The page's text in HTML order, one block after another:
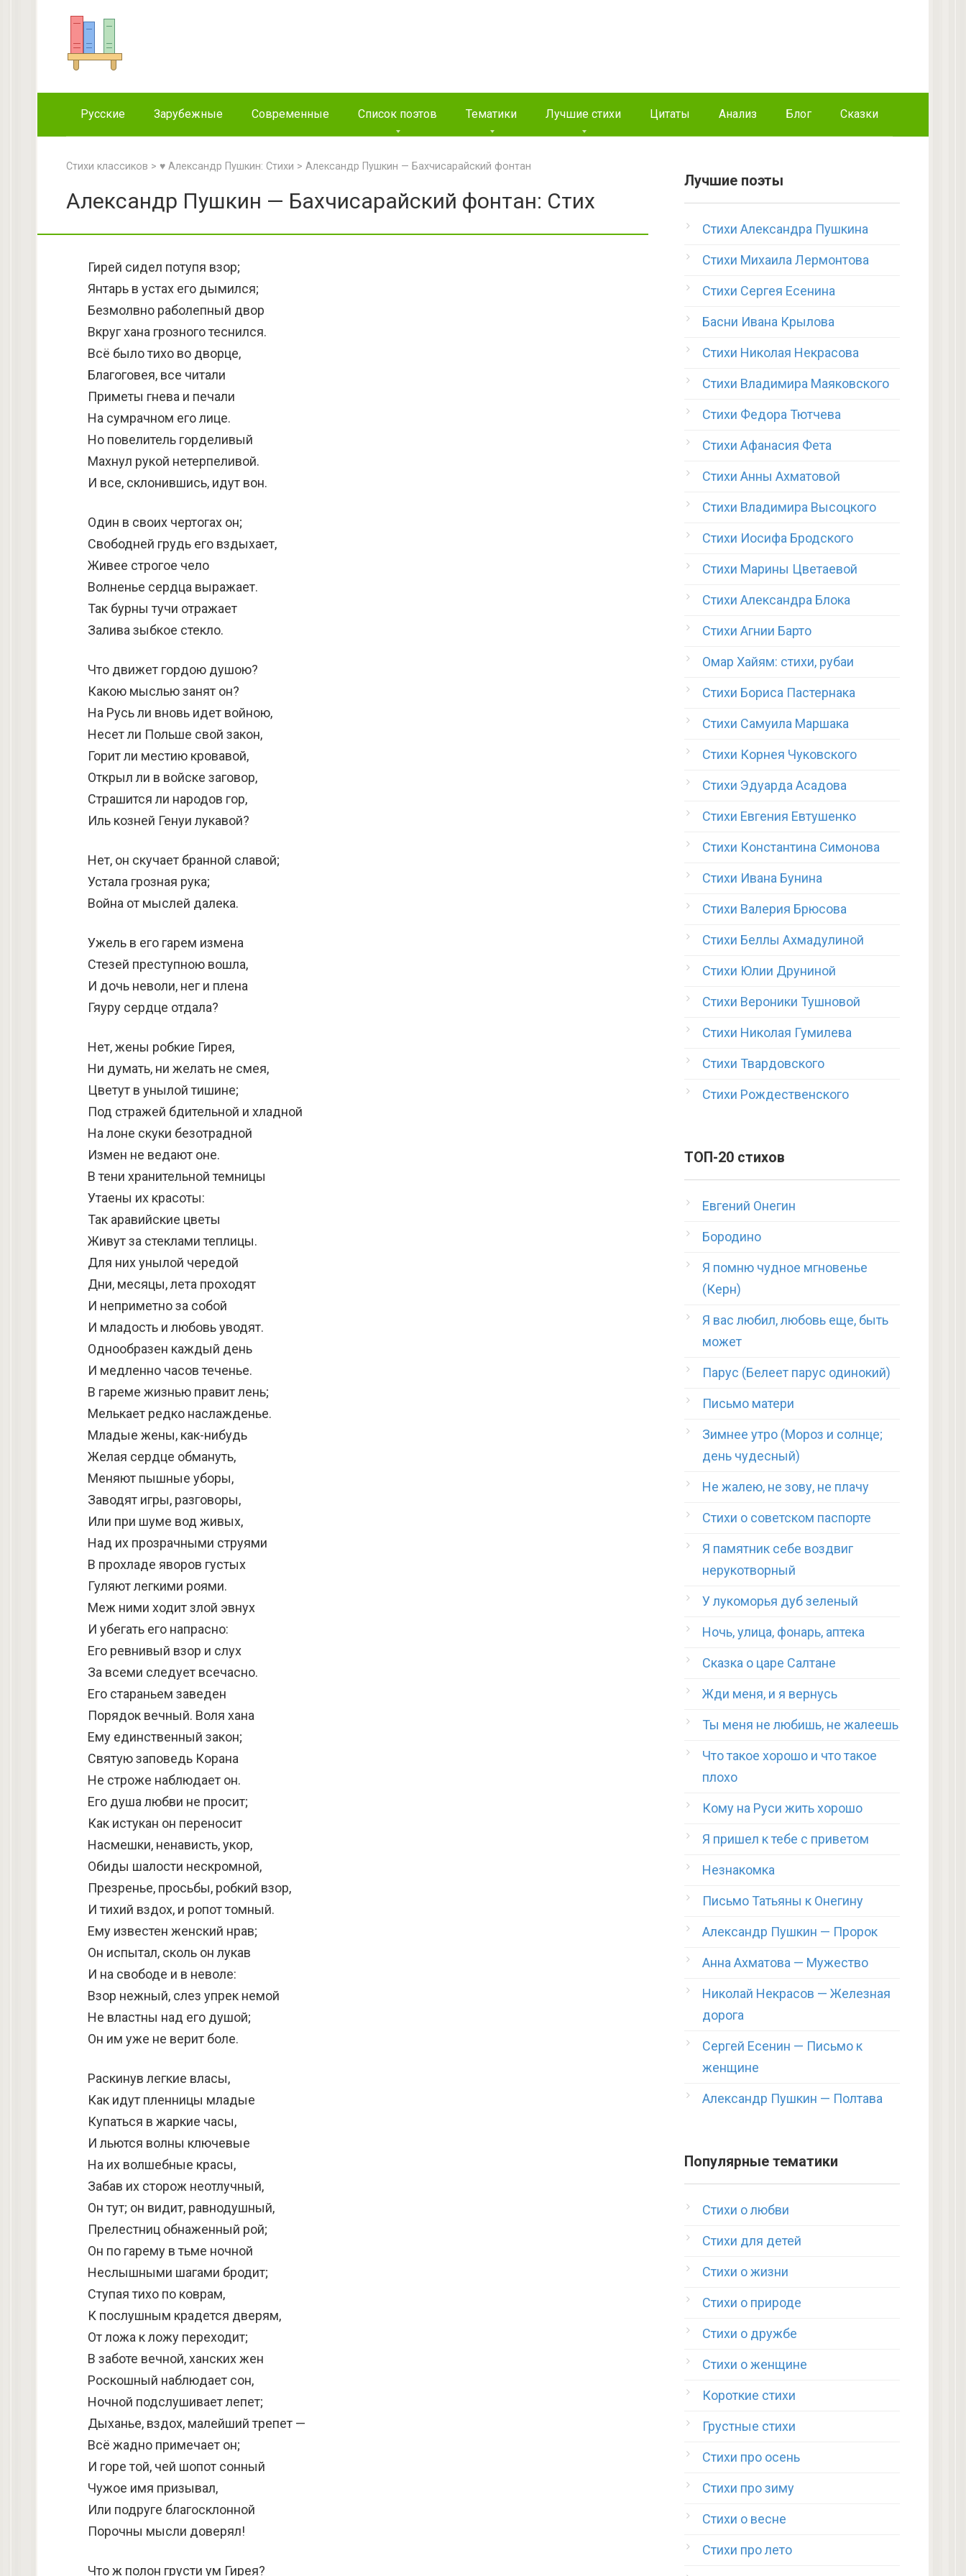
Русские Зарубежные Современные Список поэтов Тематики Лучшие стихи Цитаты Анализ Блог Сказки
Стихи классиков > ♥ Александр Пушкин: Стихи > Александр Пушкин — Бахчисарайский фонтан
Александр Пушкин — Бахчисарайский фонтан: Стих
Гирей сидел потупя взор;
Янтарь в устах его дымился;
Безмолвно раболепный двор
Вкруг хана грозного теснился.
Всё было тихо во дворце,
Благоговея, все читали
Приметы гнева и печали
На сумрачном его лице.
Но повелитель горделивый
Махнул рукой нетерпеливой.
И все, склонившись, идут вон.
Один в своих чертогах он;
Свободней грудь его вздыхает,
Живее строгое чело
Волненье сердца выражает.
Так бурны тучи отражает
Залива зыбкое стекло.
Что движет гордою душою?
Какою мыслью занят он?
На Русь ли вновь идет войною,
Несет ли Польше свой закон,
Горит ли местию кровавой,
Открыл ли в войске заговор,
Страшится ли народов гор,
Иль козней Генуи лукавой?
Нет, он скучает бранной славой;
Устала грозная рука;
Война от мыслей далека.
Ужель в его гарем измена
Стезей преступною вошла,
И дочь неволи, нег и плена
Гяуру сердце отдала?
Нет, жены робкие Гирея,
Ни думать, ни желать не смея,
Цветут в унылой тишине;
Под стражей бдительной и хладной
На лоне скуки безотрадной
Измен не ведают оне.
В тени хранительной темницы
Утаены их красоты:
Так аравийские цветы
Живут за стеклами теплицы.
Для них унылой чередой
Дни, месяцы, лета проходят
И неприметно за собой
И младость и любовь уводят.
Однообразен каждый день
И медленно часов теченье.
В гареме жизнью правит лень;
Мелькает редко наслажденье.
Младые жены, как-нибудь
Желая сердце обмануть,
Меняют пышные уборы,
Заводят игры, разговоры,
Или при шуме вод живых,
Над их прозрачными струями
В прохладе яворов густых
Гуляют легкими роями.
Меж ними ходит злой эвнух
И убегать его напрасно:
Его ревнивый взор и слух
За всеми следует всечасно.
Его стараньем заведен
Порядок вечный. Воля хана
Ему единственный закон;
Святую заповедь Корана
Не строже наблюдает он.
Его душа любви не просит;
Как истукан он переносит
Насмешки, ненависть, укор,
Обиды шалости нескромной,
Презренье, просьбы, робкий взор,
И тихий вздох, и ропот томный.
Ему известен женский нрав;
Он испытал, сколь он лукав
И на свободе и в неволе:
Взор нежный, слез упрек немой
Не властны над его душой;
Он им уже не верит боле.
Раскинув легкие власы,
Как идут пленницы младые
Купаться в жаркие часы,
И льются волны ключевые
На их волшебные красы,
Забав их сторож неотлучный,
Он тут; он видит, равнодушный,
Прелестниц обнаженный рой;
Он по гарему в тьме ночной
Неслышными шагами бродит;
Ступая тихо по коврам,
К послушным крадется дверям,
От ложа к ложу переходит;
В заботе вечной, ханских жен
Роскошный наблюдает сон,
Ночной подслушивает лепет;
Дыханье, вздох, малейший трепет —
Всё жадно примечает он;
И горе той, чей шопот сонный
Чужое имя призывал,
Или подруге благосклонной
Порочны мысли доверял!
Что ж полон грусти ум Гирея?
Лучшие поэты
Стихи Александра Пушкина
Стихи Михаила Лермонтова
Стихи Сергея Есенина
Басни Ивана Крылова
Стихи Николая Некрасова
Стихи Владимира Маяковского
Стихи Федора Тютчева
Стихи Афанасия Фета
Стихи Анны Ахматовой
Стихи Владимира Высоцкого
Стихи Иосифа Бродского
Стихи Марины Цветаевой
Стихи Александра Блока
Стихи Агнии Барто
Омар Хайям: стихи, рубаи
Стихи Бориса Пастернака
Стихи Самуила Маршака
Стихи Корнея Чуковского
Стихи Эдуарда Асадова
Стихи Евгения Евтушенко
Стихи Константина Симонова
Стихи Ивана Бунина
Стихи Валерия Брюсова
Стихи Беллы Ахмадулиной
Стихи Юлии Друниной
Стихи Вероники Тушновой
Стихи Николая Гумилева
Стихи Твардовского
Стихи Рождественского
ТОП-20 стихов
Евгений Онегин
Бородино
Я помню чудное мгновенье
(Керн)
Я вас любил, любовь еще, быть
может
Парус (Белеет парус одинокий)
Письмо матери
Зимнее утро (Мороз и солнце;
день чудесный)
Не жалею, не зову, не плачу
Стихи о советском паспорте
Я памятник себе воздвиг
нерукотворный
У лукоморья дуб зеленый
Ночь, улица, фонарь, аптека
Сказка о царе Салтане
Жди меня, и я вернусь
Ты меня не любишь, не жалеешь
Что такое хорошо и что такое
плохо
Кому на Руси жить хорошо
Я пришел к тебе с приветом
Незнакомка
Письмо Татьяны к Онегину
Александр Пушкин — Пророк
Анна Ахматова — Мужество
Николай Некрасов — Железная
дорога
Сергей Есенин — Письмо к
женщине
Александр Пушкин — Полтава
Популярные тематики
Стихи о любви
Стихи для детей
Стихи о жизни
Стихи о природе
Стихи о дружбе
Стихи о женщине
Короткие стихи
Грустные стихи
Стихи про осень
Стихи про зиму
Стихи о весне
Стихи про лето